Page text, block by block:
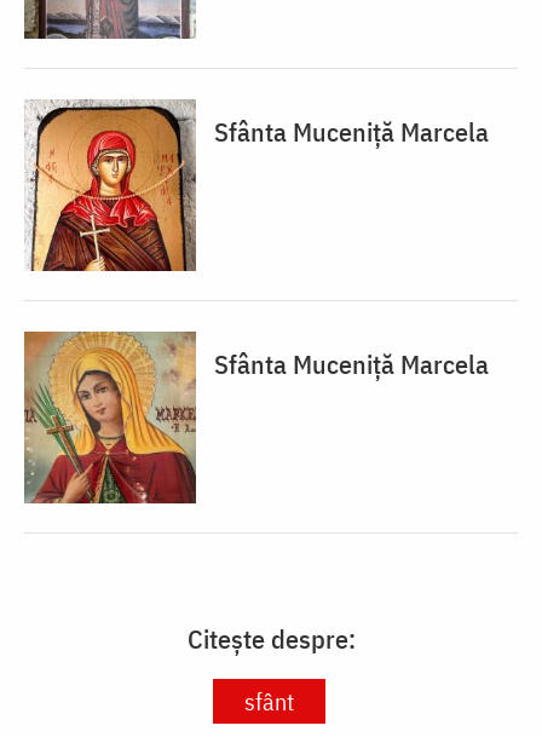
Sfânta Muceniță Marcela
Sfânta Muceniță Marcela
Citește despre:
sfânt